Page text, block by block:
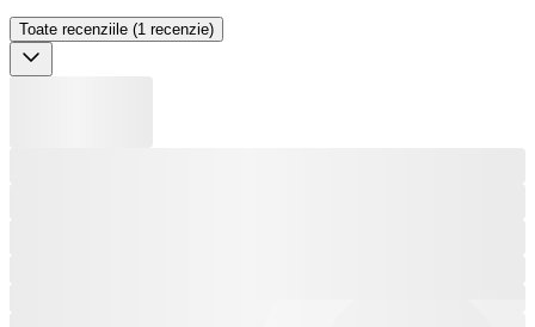
Toate recenziile (1 recenzie)